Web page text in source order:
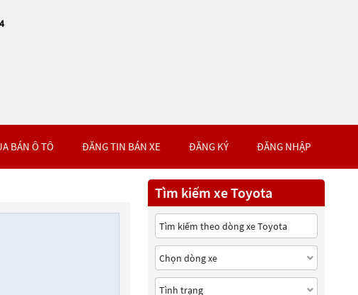
BÁN Ô TÔ ĐĂNG TIN BÁN XE ĐĂNG KÝ ĐĂNG NHẬP
Tìm kiếm xe Toyota